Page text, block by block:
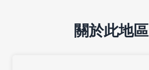
關於此地區